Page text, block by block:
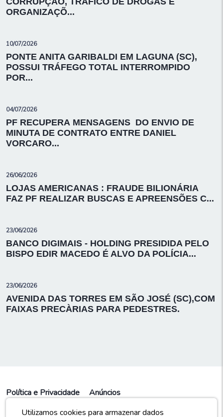
ORGANIZAÇÕ...
10/07/2026
PONTE ANITA GARIBALDI EM LAGUNA (SC),
POSSUI TRÁFEGO TOTAL INTERROMPIDO
POR...
04/07/2026
PF RECUPERA MENSAGENS DO ENVIO DE
MINUTA DE CONTRATO ENTRE DANIEL
VORCARO...
26/06/2026
LOJAS AMERICANAS : FRAUDE BILIONÁRIA
FAZ PF REALIZAR BUSCAS E APREENSÕES C...
23/06/2026
BANCO DIGIMAIS - HOLDING PRESIDIDA PELO
BISPO EDIR MACEDO É ALVO DA POLÍCIA...
23/06/2026
AVENIDA DAS TORRES EM SÃO JOSÉ (SC),COM
FAIXAS PRECÀRIAS PARA PEDESTRES.
Política e Privacidade
Anúncios
Utilizamos cookies para armazenar dados